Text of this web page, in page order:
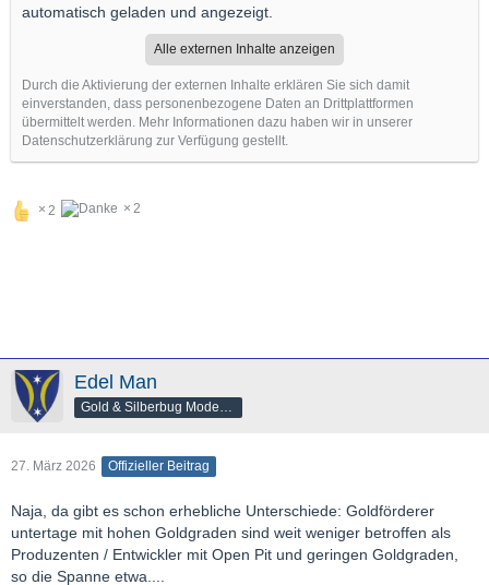
automatisch geladen und angezeigt.
Alle externen Inhalte anzeigen
Durch die Aktivierung der externen Inhalte erklären Sie sich damit
einverstanden, dass personenbezogene Daten an Drittplattformen
übermittelt werden. Mehr Informationen dazu haben wir in unserer
Datenschutzerklärung zur Verfügung gestellt.
2 2
Edel Man
27. März 2026 Offizieller Beitrag
Naja, da gibt es schon erhebliche Unterschiede: Goldförderer
untertage mit hohen Goldgraden sind weit weniger betroffen als
Produzenten / Entwickler mit Open Pit und geringen Goldgraden,
so die Spanne etwa....